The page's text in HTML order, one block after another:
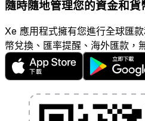
隨時隨地管理您的資金和貨
Xe 應用程式擁有您進行全球匯
幣兌換、匯率提醒、海外匯款，